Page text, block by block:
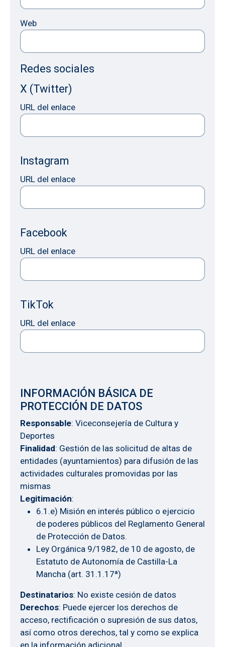
Web
Redes sociales
X (Twitter)
URL del enlace
Instagram
URL del enlace
Facebook
URL del enlace
TikTok
URL del enlace
INFORMACIÓN BÁSICA DE
PROTECCIÓN DE DATOS
Responsable: Viceconsejería de Cultura y
Deportes
Finalidad: Gestión de las solicitud de altas de
entidades (ayuntamientos) para difusión de las
actividades culturales promovidas por las
mismas
Legitimación:
6.1.e) Misión en interés público o ejercicio
de poderes públicos del Reglamento General
de Protección de Datos.
Ley Orgánica 9/1982, de 10 de agosto, de
Estatuto de Autonomía de Castilla-La
Mancha (art. 31.1.17ª)
Destinatarios: No existe cesión de datos
Derechos: Puede ejercer los derechos de
acceso, rectificación o supresión de sus datos,
así como otros derechos, tal y como se explica
en la información adicional.